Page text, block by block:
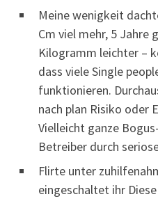
Meine wenigkeit
Cm viel mehr, 5 Jahre
Kilogramm leichter –
dass viele Single
funktionieren.
nach plan Risiko oder
Vielleicht ganze
Betreiber durch
Flirte unter
eingeschaltet ihr